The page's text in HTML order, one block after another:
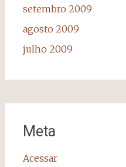
setembro 2009
agosto 2009
julho 2009
Meta
Acessar